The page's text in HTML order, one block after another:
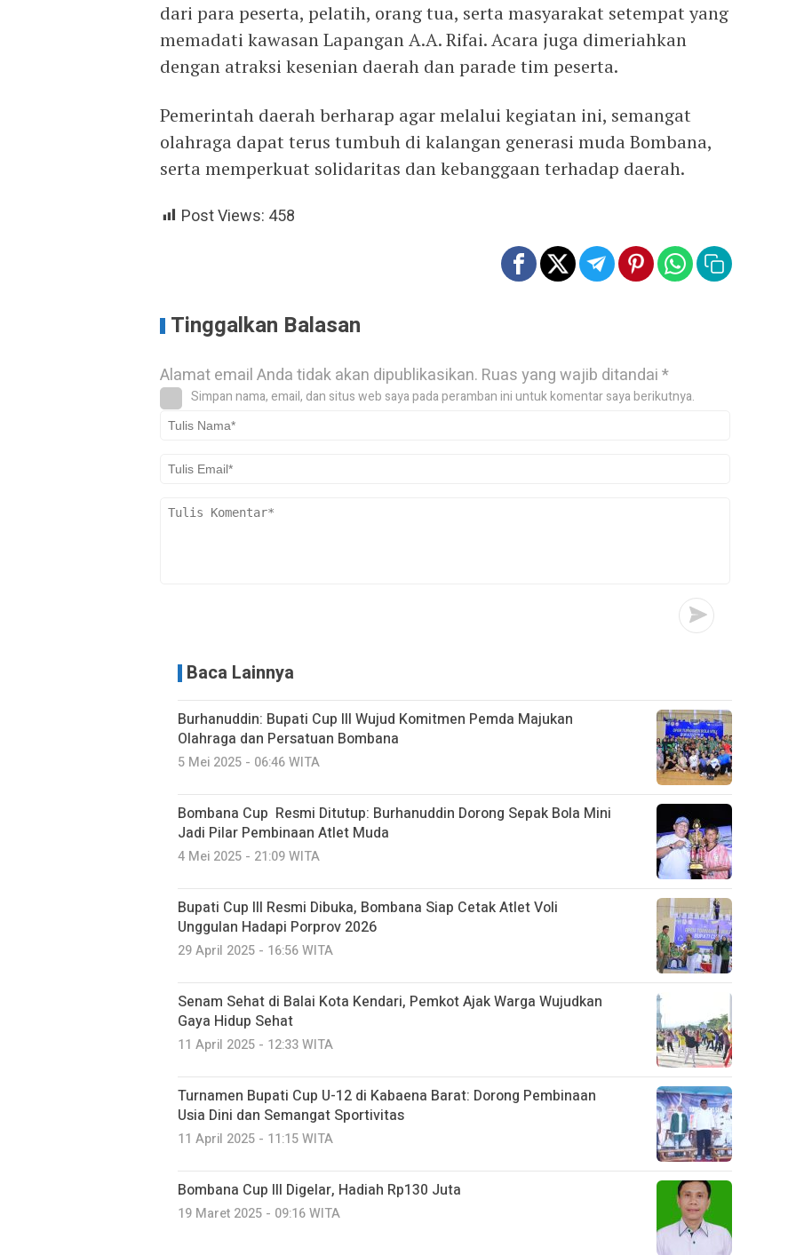
dari para peserta, pelatih, orang tua, serta masyarakat setempat yang
memadati kawasan Lapangan A.A. Rifai. Acara juga dimeriahkan
dengan atraksi kesenian daerah dan parade tim peserta.
Pemerintah daerah berharap agar melalui kegiatan ini, semangat
olahraga dapat terus tumbuh di kalangan generasi muda Bombana,
serta memperkuat solidaritas dan kebanggaan terhadap daerah.
Post Views: 458
Tinggalkan Balasan
Alamat email Anda tidak akan dipublikasikan. Ruas yang wajib ditandai*
Simpan nama, email, dan situs web saya pada peramban ini untuk komentar saya berikutnya.
Baca Lainnya
Burhanuddin: Bupati Cup III Wujud Komitmen Pemda Majukan
Olahraga dan Persatuan Bombana
5 Mei 2025 - 06:46 WITA
Bombana Cup Resmi Ditutup: Burhanuddin Dorong Sepak Bola Mini
Jadi Pilar Pembinaan Atlet Muda
4 Mei 2025 - 21:09 WITA
Bupati Cup III Resmi Dibuka, Bombana Siap Cetak Atlet Voli
Unggulan Hadapi Porprov 2026
29 April 2025 - 16:56 WITA
Senam Sehat di Balai Kota Kendari, Pemkot Ajak Warga Wujudkan
Gaya Hidup Sehat
11 April 2025 - 12:33 WITA
Turnamen Bupati Cup U-12 di Kabaena Barat: Dorong Pembinaan
Usia Dini dan Semangat Sportivitas
11 April 2025 - 11:15 WITA
Bombana Cup III Digelar, Hadiah Rp130 Juta
19 Maret 2025 - 09:16 WITA